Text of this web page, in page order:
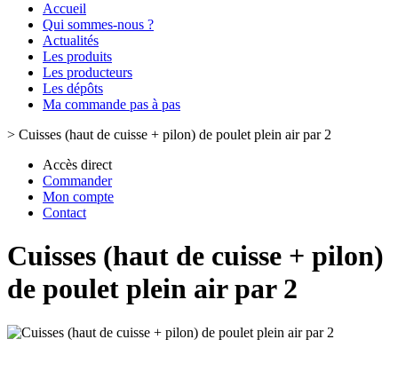
Accueil
Qui sommes-nous ?
Actualités
Les produits
Les producteurs
Les dépôts
Ma commande pas à pas
> Cuisses (haut de cuisse + pilon) de poulet plein air par 2
Accès direct
Commander
Mon compte
Contact
Cuisses (haut de cuisse + pilon)
de poulet plein air par 2